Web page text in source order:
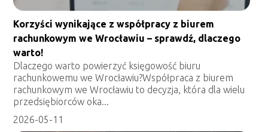
Korzyści wynikające z współpracy z biurem
rachunkowym we Wrocławiu – sprawdź, dlaczego
warto!
Dlaczego warto powierzyć księgowość biuru
rachunkowemu we Wrocławiu?Współpraca z biurem
rachunkowym we Wrocławiu to decyzja, która dla wielu
przedsiębiorców oka...
2026-05-11